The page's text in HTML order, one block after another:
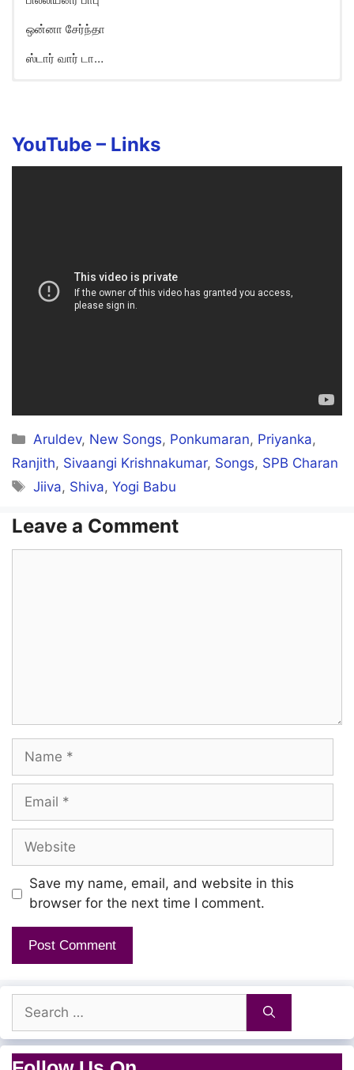
ஒன்னா சேர்ந்தா
ஸ்டார் வார் டா…
Bili… Bili… Bili… Bili… Bili…
Bili… Bili… Bili… Bili… Bili…
Aeroplane Na Yerakkkiduven
Hoi! Apple Company-ya
Aasapatta Vaangiduven
Sunder Pichai-ke
Blak Hole-laiyum
Othatha Kaiyil Adaipen
Millianaire Mani
Billionaire Babu
Onna Serndha
Star War Da…
Millianaire Mani
Billionaire Babu
Onna Serndha
YouTube – Links
Categories
Aruldev, New Songs, Ponkumaran, Priyanka,
Ranjith, Sivaangi Krishnakumar, Songs, SPB Charan
Tags
Jiiva, Shiva,Yogi Babu
Leave a Comment
Name
Email
Website
Save my name, email, and website in this
browser for the next time I comment.
Search
for: